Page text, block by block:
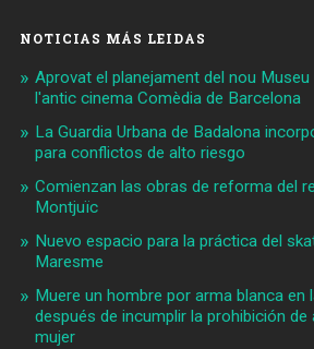
NOTICIAS MÁS LEIDAS
Aprovat el planejament del nou
l'antic cinema Comèdia de Barcelona
La Guardia Urbana de Badalona
para conflictos de alto riesgo
Comienzan las obras de reforma del
Montjuïc
Nuevo espacio para la práctica del
Maresme
Muere un hombre por arma blanca en
después de incumplir la prohibición de
mujer